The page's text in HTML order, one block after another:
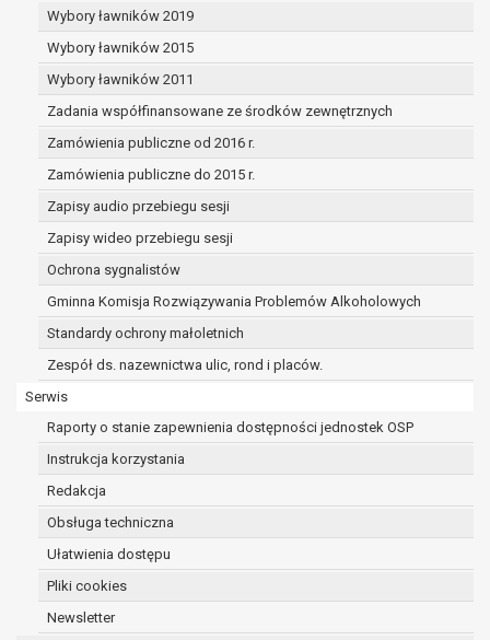
Wybory ławników 2019
Wybory ławników 2015
Wybory ławników 2011
Zadania współfinansowane ze środków zewnętrznych
Zamówienia publiczne od 2016 r.
Zamówienia publiczne do 2015 r.
Zapisy audio przebiegu sesji
Zapisy wideo przebiegu sesji
Ochrona sygnalistów
Gminna Komisja Rozwiązywania Problemów Alkoholowych
Standardy ochrony małoletnich
Zespół ds. nazewnictwa ulic, rond i placów.
Serwis
Raporty o stanie zapewnienia dostępności jednostek OSP
Instrukcja korzystania
Redakcja
Obsługa techniczna
Ułatwienia dostępu
Pliki cookies
Newsletter